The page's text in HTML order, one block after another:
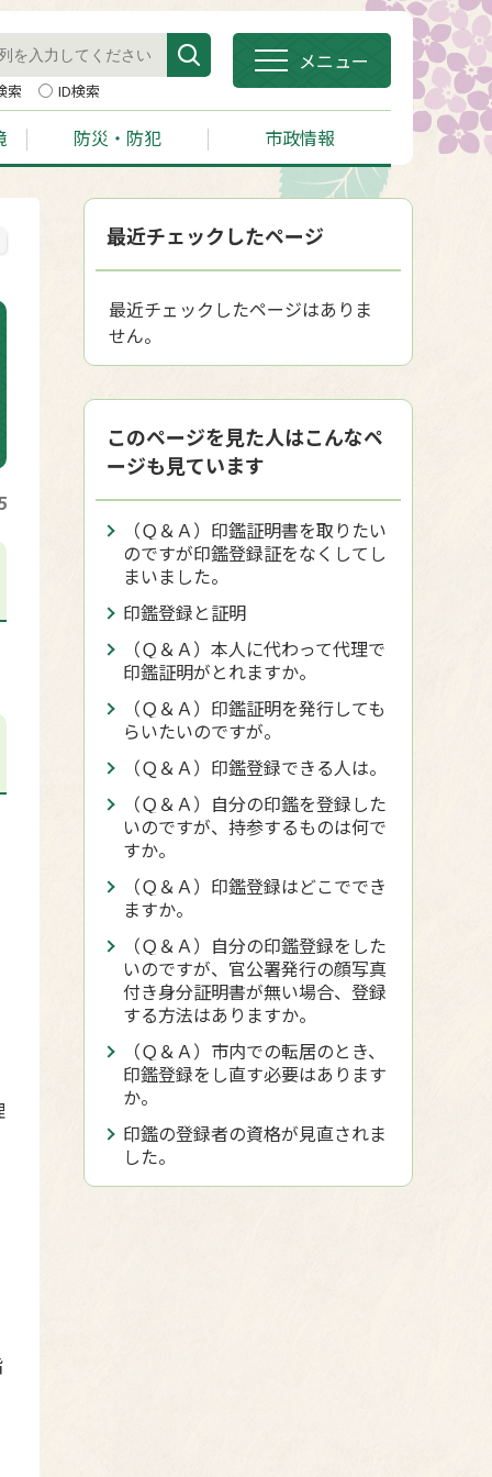
索 ID検索
メニュー
防災・防犯 市政情報
最近チェックしたページ
最近チェックしたページはありま
せん。
このページを見た人はこんなペ
ージも見ています
（Ｑ＆Ａ）印鑑証明書を取りたい
のですが印鑑登録証をなくしてし
まいました。
印鑑登録と証明
（Ｑ＆Ａ）本人に代わって代理で
印鑑証明がとれますか。
（Ｑ＆Ａ）印鑑証明を発行しても
らいたいのですが。
（Ｑ＆Ａ）印鑑登録できる人は。
（Ｑ＆Ａ）自分の印鑑を登録した
いのですが、持参するものは何で
すか。
（Ｑ＆Ａ）印鑑登録はどこででき
ますか。
（Ｑ＆Ａ）自分の印鑑登録をした
いのですが、官公署発行の顔写真
付き身分証明書が無い場合、登録
する方法はありますか。
（Ｑ＆Ａ）市内での転居のとき、
印鑑登録をし直す必要はあります
か。
印鑑の登録者の資格が見直されま
した。